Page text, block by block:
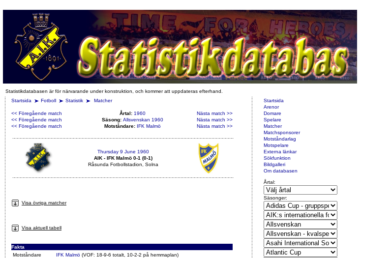
Statistikdatabasen är för närvarande under konstruktion, och kommer att uppdateras efterhand.
Startsida
Fotboll Statistik Matcher
<< Föregående match Årtal: 1960
Nästa match >>
<< Föregående match
Säsong: Allsvenskan 1960
Nästa match >>
<< Föregående match
Motståndare: IFK Malmö Nästa match >>
Thursday 9 June 1960
AIK - IFK Malmö 0-1 (0-1)
Råsunda Fotbollstadion, Solna
Visa övriga matcher
Visa aktuell tabell
Fakta
Motståndare
IFK Malmö (VOF: 18-9-6 totalt, 10-2-2 på hemmaplan)
Startsida
Arenor
Domare
Spelare
Matcher
Matchsponsorer
Motståndarlag
Motspelare
Externa länkar
Sökfunktion
Bildgalleri
Om databasen
Årtal:
Säsonger: